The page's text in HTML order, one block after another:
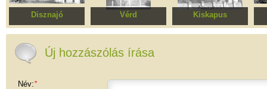
Disznajó
Református templom
Vérd
Evangélikus templom
Kiskapus
Mennybemenetel
Új hozzászólás írása
Név:*